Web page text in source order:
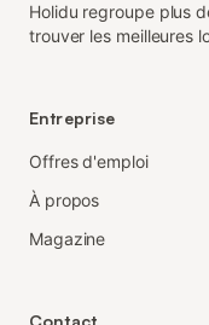
Holidu regroupe plus
trouver les meilleures
Entreprise
Offres d'emploi
À propos
Magazine